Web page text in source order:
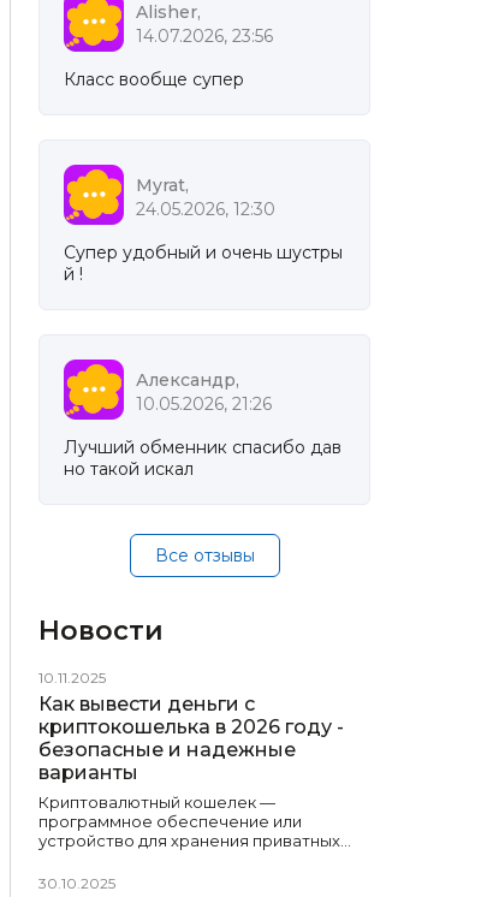
Alisher,
14.07.2026, 23:56
Класс вообще супер
Myrat,
24.05.2026, 12:30
Супер удобный и очень шустры
й !
Александр,
10.05.2026, 21:26
Лучший обменник спасибо дав
но такой искал
Все отзывы
Новости
10.11.2025
Как вывести деньги с
криптокошелька в 2026 году -
безопасные и надежные
варианты
Криптовалютный кошелек —
программное обеспечение или
устройство для хранения приватных…
30.10.2025